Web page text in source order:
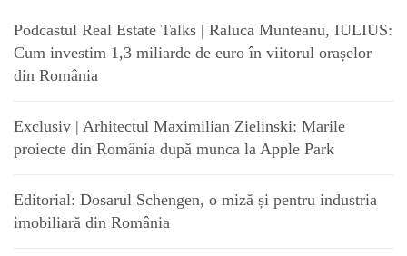
Podcastul Real Estate Talks | Raluca Munteanu, IULIUS:
Cum investim 1,3 miliarde de euro în viitorul orașelor
din România
Exclusiv | Arhitectul Maximilian Zielinski: Marile
proiecte din România după munca la Apple Park
Editorial: Dosarul Schengen, o miză și pentru industria
imobiliară din România